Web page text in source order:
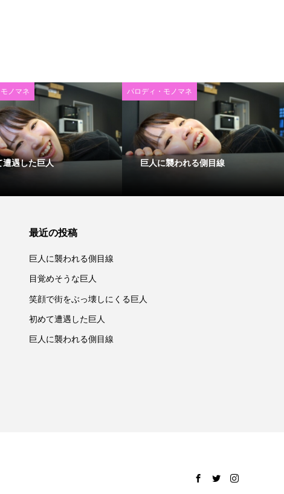
ノマネ
遭遇した巨人
パロディ・モノマネ
巨人に襲われる側目線
最近の投稿
巨人に襲われる側目線
目覚めそうな巨人
笑顔で街をぶっ壊しにくる巨人
初めて遭遇した巨人
巨人に襲われる側目線